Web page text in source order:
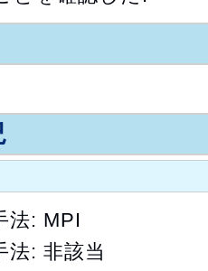
法: MPI
法: 非該当